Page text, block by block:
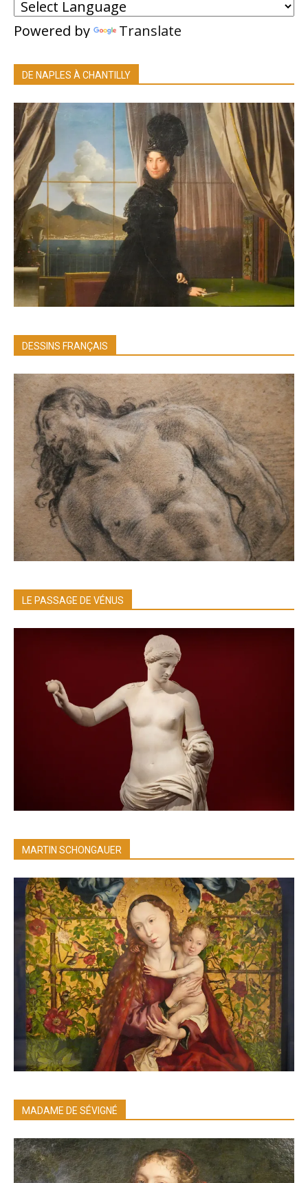
Powered by Translate
DE NAPLES À CHANTILLY
DESSINS FRANÇAIS
LE PASSAGE DE VÉNUS
MARTIN SCHONGAUER
MADAME DE SÉVIGNÉ